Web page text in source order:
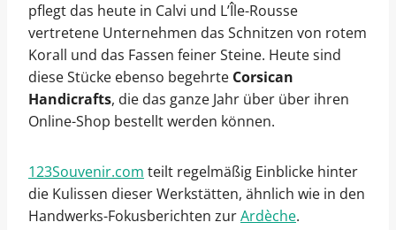
pflegt das heute in Calvi und L’Île-Rousse
vertretene Unternehmen das Schnitzen von rotem
Korall und das Fassen feiner Steine. Heute sind
diese Stücke ebenso begehrte Corsican
Handicrafts, die das ganze Jahr über über ihren
Online-Shop bestellt werden können.
123Souvenir.com teilt regelmäßig Einblicke hinter
die Kulissen dieser Werkstätten, ähnlich wie in den
Handwerks-Fokusberichten zurArdèche.